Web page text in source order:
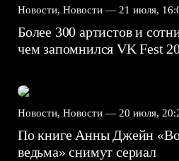
Новости, Новости — 21 июля,
Более 300 артистов и
чем запомнился VK Fest
Новости, Новости — 20 июля,
По книге Анны Джейн
ведьма» снимут сериал